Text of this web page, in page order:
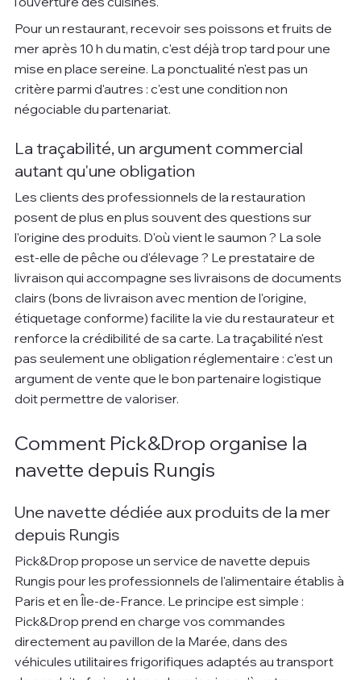
Pour un restaurant, recevoir ses poissons et fruits de
mer après 10 h du matin, c'est déjà trop tard pour une
mise en place sereine. La ponctualité n'est pas un
critère parmi d'autres : c'est une condition non
négociable du partenariat.
La traçabilité, un argument commercial
autant qu'une obligation
Les clients des professionnels de la restauration
posent de plus en plus souvent des questions sur
l'origine des produits. D'où vient le saumon ? La sole
est-elle de pêche ou d'élevage ? Le prestataire de
livraison qui accompagne ses livraisons de documents
clairs (bons de livraison avec mention de l'origine,
étiquetage conforme) facilite la vie du restaurateur et
renforce la crédibilité de sa carte. La traçabilité n'est
pas seulement une obligation réglementaire : c'est un
argument de vente que le bon partenaire logistique
doit permettre de valoriser.
Comment Pick&Drop organise la
navette depuis Rungis
Une navette dédiée aux produits de la mer
depuis Rungis
Pick&Drop propose un service de navette depuis
Rungis pour les professionnels de l'alimentaire établis à
Paris et en Île-de-France. Le principe est simple :
Pick&Drop prend en charge vos commandes
directement au pavillon de la Marée, dans des
véhicules utilitaires frigorifiques adaptés au transport